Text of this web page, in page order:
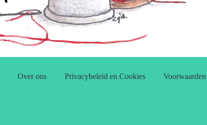
Over ons Privacybeleid en Cookies Voorwaarden